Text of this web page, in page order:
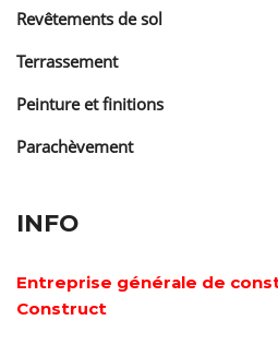
Revêtements de sol
Terrassement
Peinture et finitions
Parachèvement
INFO
Entreprise générale de
Construct